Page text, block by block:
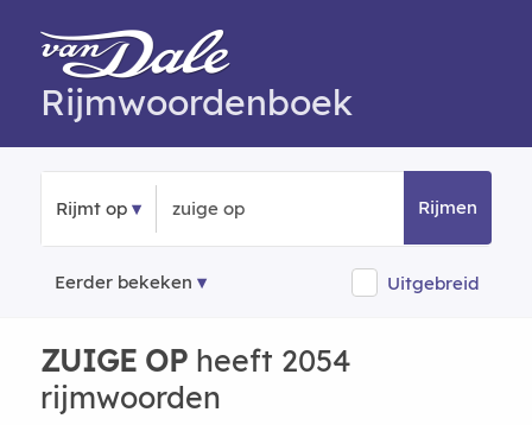
Rijmwoordenboek
Rijmt op Rijmen
Eerder bekeken Uitgebreid
ZUIGE OPheeft 2054
rijmwoorden